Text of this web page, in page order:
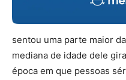
sentou uma parte maior
mediana de idade dele
época em que pessoas